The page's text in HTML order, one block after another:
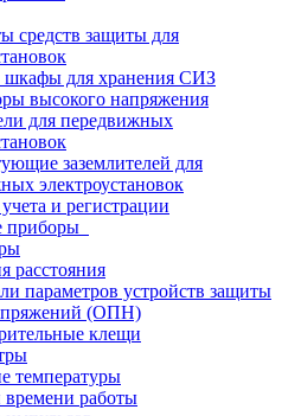
средств защиты для
для хранения СИЗ
высокого напряжения
для передвижных
заземлителей для
электроустановок
и регистрации
приборы
расстояния
параметров устройств защиты
(ОПН)
клещи
температуры
времени работы